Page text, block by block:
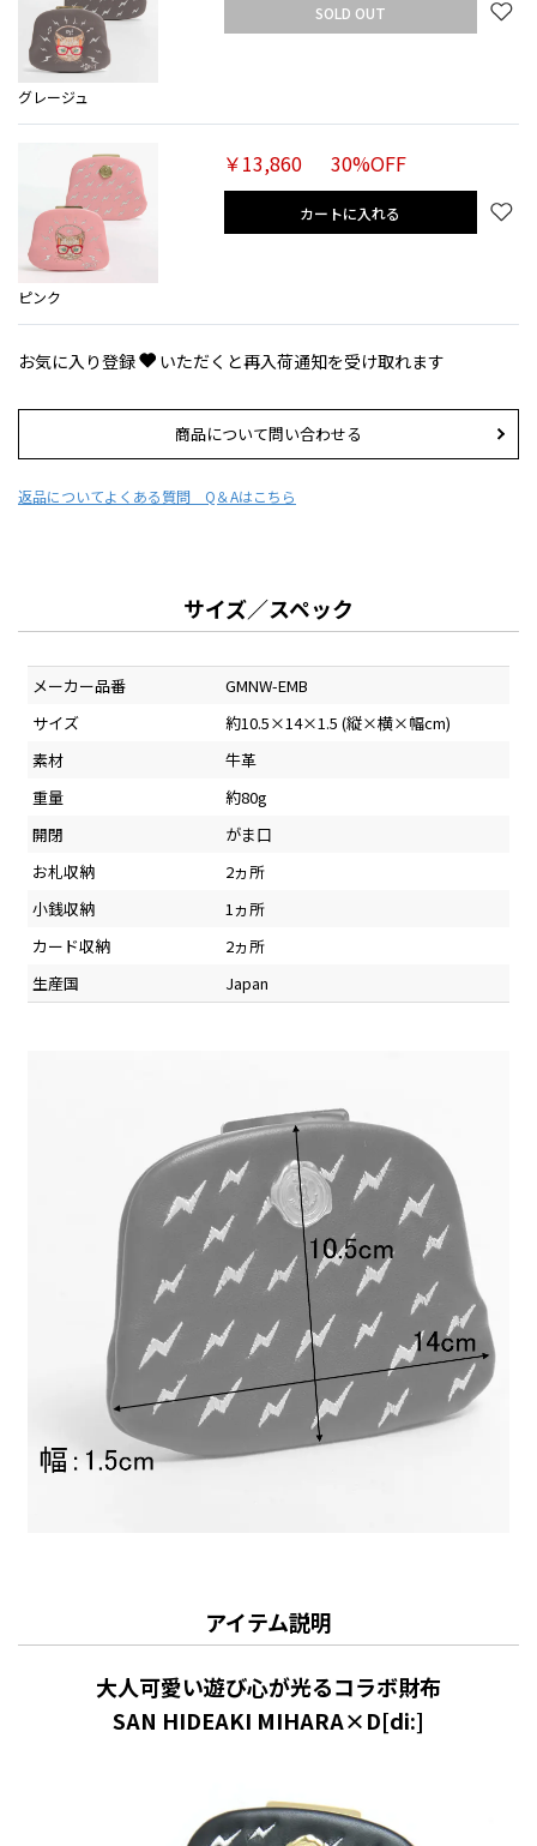
グレージュ
SOLD OUT
ピンク
￥13,860 30%OFF
カートに入れる
お気に入り登録 いただくと再入荷通知を受け取れます
商品について問い合わせる
返品についてよくある質問 Q＆Aはこちら
サイズ／スペック
メーカー品番
GMNW-EMB
サイズ
約10.5×14×1.5 (縦×横×幅cm)
素材
牛革
重量
約80g
開閉
がま口
お札収納
2ヵ所
小銭収納
1ヵ所
カード収納
2ヵ所
生産国
Japan
アイテム説明
大人可愛い遊び心が光るコラボ財布
SAN HIDEAKI MIHARA×D[di:]